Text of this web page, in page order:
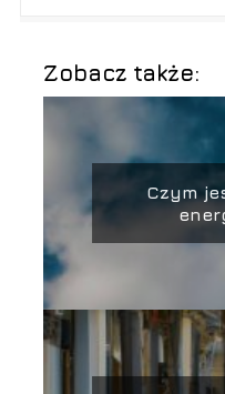
Zobacz także:
Czym